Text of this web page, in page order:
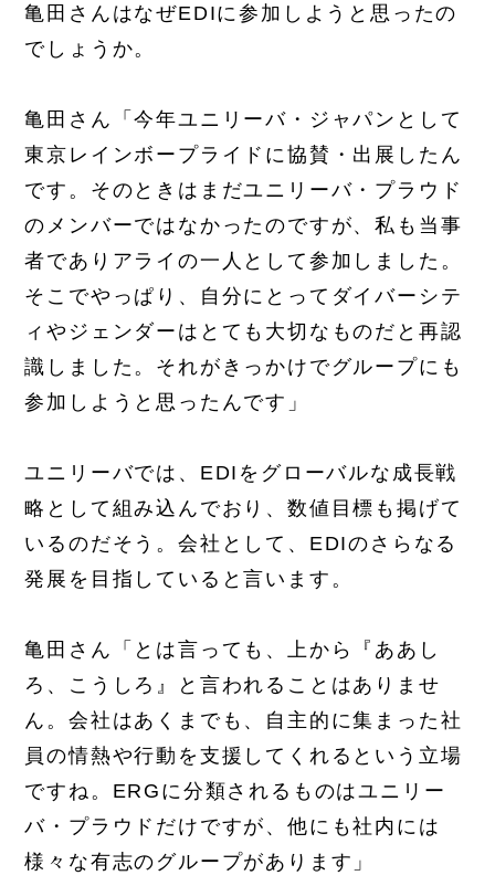
亀田さんはなぜEDIに参加しようと思ったの
でしょうか。
亀田さん「今年ユニリーバ・ジャパンとして
東京レインボープライドに協賛・出展したん
です。そのときはまだユニリーバ・プラウド
のメンバーではなかったのですが、私も当事
者でありアライの一人として参加しました。
そこでやっぱり、自分にとってダイバーシテ
ィやジェンダーはとても大切なものだと再認
識しました。それがきっかけでグループにも
参加しようと思ったんです」
ユニリーバでは、EDIをグローバルな成長戦
略として組み込んでおり、数値目標も掲げて
いるのだそう。会社として、EDIのさらなる
発展を目指していると言います。
亀田さん「とは言っても、上から『ああし
ろ、こうしろ』と言われることはありませ
ん。会社はあくまでも、自主的に集まった社
員の情熱や行動を支援してくれるという立場
ですね。ERGに分類されるものはユニリー
バ・プラウドだけですが、他にも社内には
様々な有志のグループがあります」